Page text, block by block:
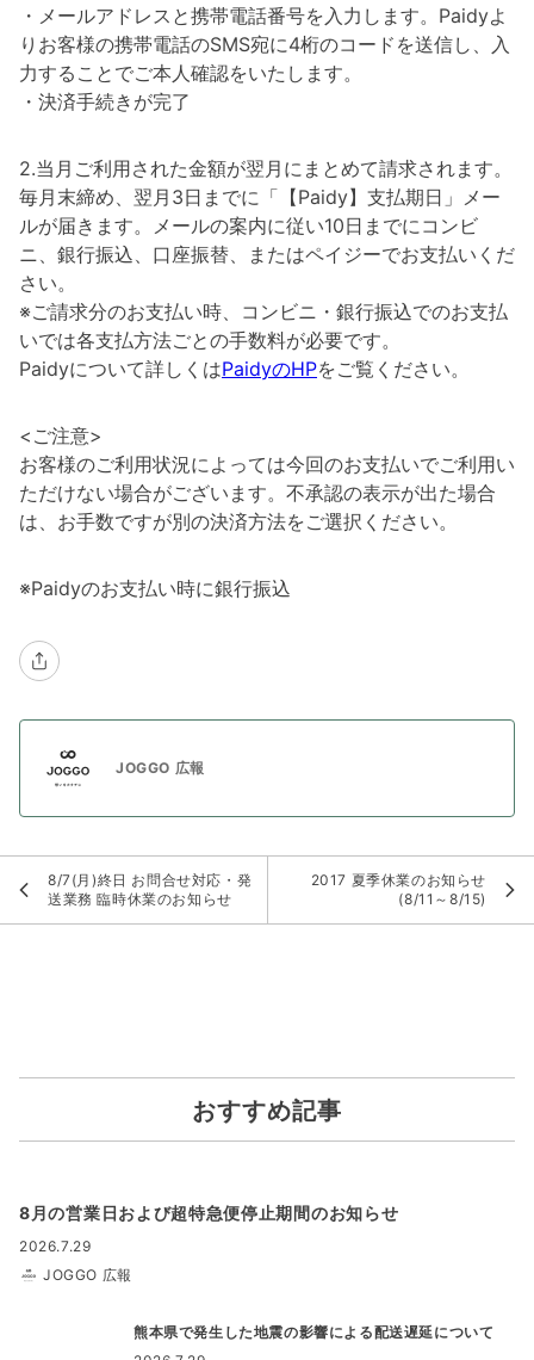
・メールアドレスと携帯電話番号を入力します。Paidyよ
りお客様の携帯電話のSMS宛に4桁のコードを送信し、入
力することでご本人確認をいたします。
・決済手続きが完了
2.当月ご利用された金額が翌月にまとめて請求されます。
毎月末締め、翌月3日までに「【Paidy】支払期日」メー
ルが届きます。メールの案内に従い10日までにコンビ
ニ、銀行振込、口座振替、またはペイジーでお支払いくだ
さい。
※ご請求分のお支払い時、コンビニ・銀行振込でのお支払
いでは各支払方法ごとの手数料が必要です。
Paidyについて詳しくはPaidyのHPをご覧ください。
<ご注意>
お客様のご利用状況によっては今回のお支払いでご利用い
ただけない場合がございます。不承認の表示が出た場合
は、お手数ですが別の決済方法をご選択ください。
※Paidyのお支払い時に銀行振込
JOGGO 広報
8/7(月)終日 お問合せ対応・発
送業務 臨時休業のお知らせ
2017 夏季休業のお知らせ
(8/11～8/15)
おすすめ記事
8月の営業日および超特急便停止期間のお知らせ
2026.7.29
JOGGO 広報
熊本県で発生した地震の影響による配送遅延について